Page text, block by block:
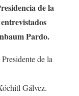
de la
Pardo.
de la
Gálvez.